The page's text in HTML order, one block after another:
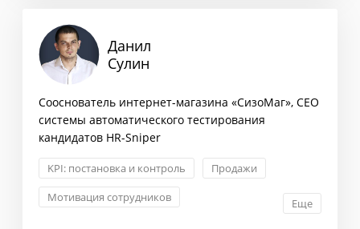
Данил
Сулин
Сооснователь интернет-магазина «СизоМаг», CEO
системы автоматического тестирования
кандидатов HR-Sniper
KPI: постановка и контроль
Продажи
Мотивация сотрудников
Еще